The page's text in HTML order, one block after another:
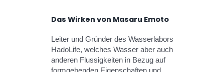
Das Wirken von Masaru Emoto
Leiter und Gründer des Wasserlabors
HadoLife, welches Wasser aber auch
anderen Flussigkeiten in Bezug auf